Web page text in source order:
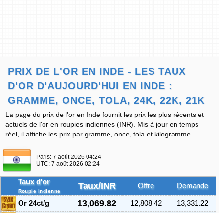
PRIX DE L'OR EN INDE - LES TAUX
D'OR D'AUJOURD'HUI EN INDE :
GRAMME, ONCE, TOLA, 24K, 22K, 21K
La page du prix de l'or en Inde fournit les prix les plus récents et
actuels de l'or en roupies indiennes (INR). Mis à jour en temps
réel, il affiche les prix par gramme, once, tola et kilogramme.
Paris: 7 août 2026 04:24
UTC: 7 août 2026 02:24
Taux d'or
Roupie indienne
Taux/INR Offre Demande
Or 24ct/g 13,069.82 12,808.42
13,331.22